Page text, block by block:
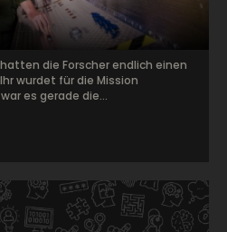
die Forscher endlich einen
wurdet für die Mission
es gerade die...